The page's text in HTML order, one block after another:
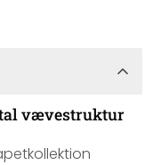
vævestruktur